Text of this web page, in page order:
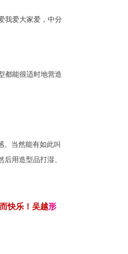
我爱大家爱，中分
都能很适时地营造
。当然能有如此叫
用造型品打湿、
快乐！吴越形